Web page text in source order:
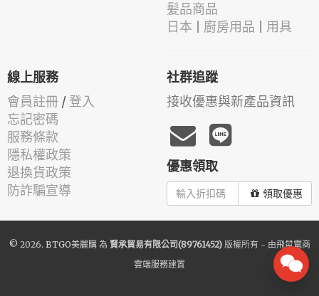
髪品商品
日本 | 廚房用品 | 用具
線上服務
會員註冊 / 登入
忘記密碼
服務條款
隱私權政策
退換貨政策
防詐騙宣導
社群追蹤
接收優惠與新產品資訊
優惠領取
領取優惠
© 2026. BTGO美麗購為 賢承貿易有限公司(89761452)版權所有 - 由飛鼠電商
雲端服務建置